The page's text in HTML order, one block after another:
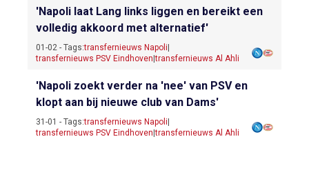
'Napoli laat Lang links liggen en bereikt een
volledig akkoord met alternatief'
01-02 - Tags:transfernieuws Napoli
transfernieuws PSV Eindhoven |transfernieuws Al Ahli
'Napoli zoekt verder na 'nee' van PSV en
klopt aan bij nieuwe club van Dams'
31-01 - Tags:transfernieuws Napoli
transfernieuws PSV Eindhoven |transfernieuws Al Ahli